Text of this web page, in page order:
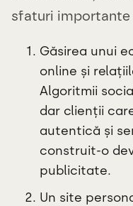
sfaturi importante
Găsirea unui
online și
Algoritmii
dar clienții
autentică și
construit-o
publicitate.
Un site